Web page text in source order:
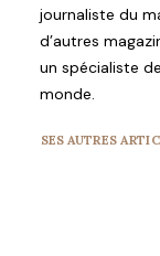
journaliste du
d’autres
un spécialiste
monde.
SES AUTRES